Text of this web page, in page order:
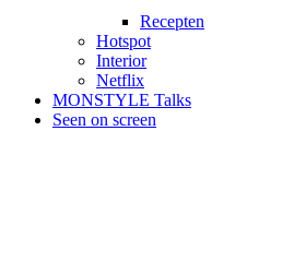
Recepten
Hotspot
Interior
Netflix
MONSTYLE Talks
Seen on screen